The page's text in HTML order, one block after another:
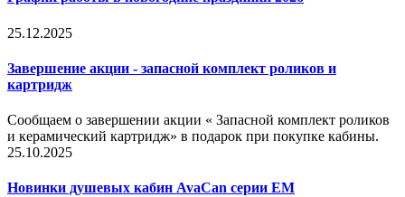
25.12.2025
Завершение акции - запасной комплект роликов и
картридж
Сообщаем о завершении акции « Запасной комплект роликов
и керамический картридж» в подарок при покупке кабины.
25.10.2025
Новинки душевых кабин AvaCan серии EM